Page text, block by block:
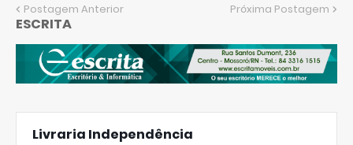
Postagem Anterior Próxima Postagem
ESCRITA
Livraria Independência